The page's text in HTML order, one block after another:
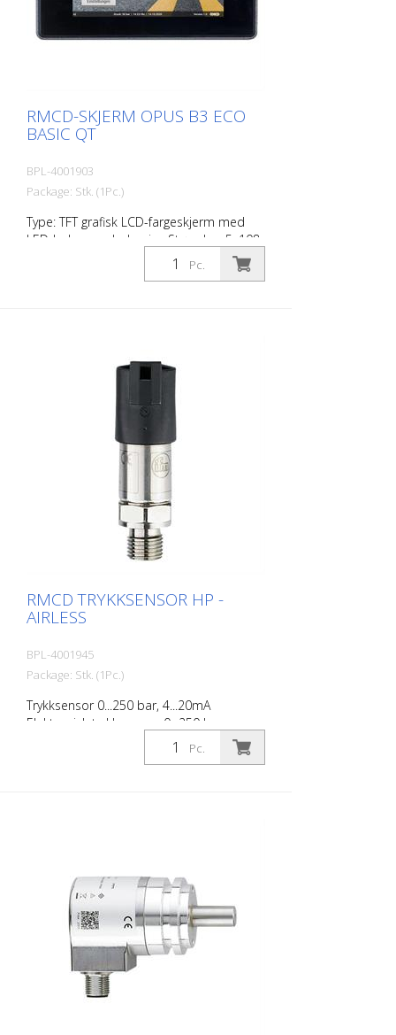
RMCD-SKJERM OPUS B3 ECO
BASIC QT
BPL-4001903
Package: Stk. (1Pc.)
Type: TFT grafisk LCD-fargeskjerm med
LED-bakgrunnsbelysning Størrelse: 5, 108
mm (B) x 64,8 mm (H) Oppløsning: 800 x
480 px (WVGA), 15:9 Farger: 16,7 millioner
Pc.
RMCD TRYKKSENSOR HP -
AIRLESS
BPL-4001945
Package: Stk. (1Pc.)
Trykksensor 0...250 bar, 4...20mA
Elektronisk trykksensor; 0...250 bar;
0...3625 psi; 1/4'' utvendig gjenge rAnalogt
signal; 4...20 mA DEUTSCH-kontakt (DT04-
Pc.